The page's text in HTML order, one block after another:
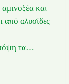
και
από αλυσίδες
τα…